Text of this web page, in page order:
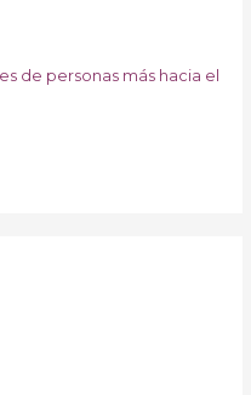
de personas más hacia el